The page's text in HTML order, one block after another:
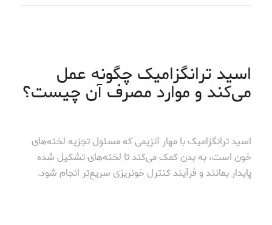
اسید ترانگزامیک چگونه عمل
می‌کند و موارد مصرف آن چیست؟
اسید ترانگزامیک با مهار آنزیمی که مسئول تجزیه لخته‌های
خون است، به بدن کمک می‌کند تا لخته‌های تشکیل شده
پایدار بمانند و فرآیند کنترل خونریزی سریع‌تر انجام شود.